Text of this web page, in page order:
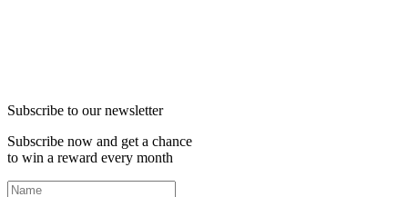
Subscribe to our newsletter
Subscribe now and get a chance
to win a reward every month